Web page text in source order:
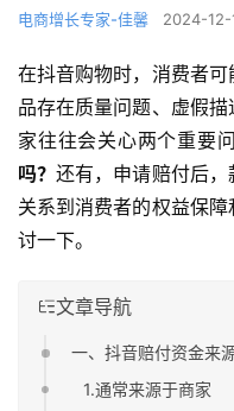
电商增长专家-佳馨 2024-12-
在抖音购物时，消费者
品存在质量问题、虚假
家往往会关心两个重要问
吗？还有，申请赔付后
关系到消费者的权益保
讨一下。
文章导航
一、抖音赔付资金来
1.通常来源于商家